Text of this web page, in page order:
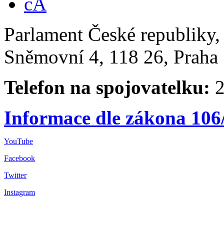
Parlament České
Sněmovní 4, 118 26,
Telefon na spojovatelku:
Informace dle zákona
YouTube
Facebook
Twitter
Instagram